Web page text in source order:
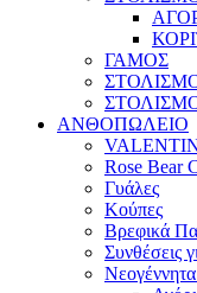
ΓΑΜΟΣ
ΑΝΘΟΠΩΛΕΙΟ
Rose Bear
Γυάλες
Κούπες
Βρεφικά
Συνθέσεις